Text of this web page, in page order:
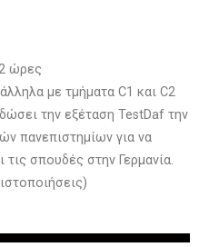
ώρες
με τμήματα C1 και C2
την εξέταση TestDaf την
πανεπιστημίων για να
σπουδές στην Γερμανία.